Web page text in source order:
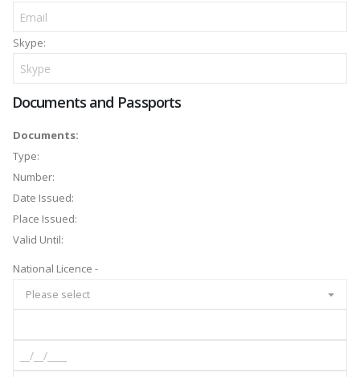
Skype:
Documents and Passports
Documents:
Type:
Number:
Date Issued:
Place Issued:
Valid Until:
National Licence -
Please select